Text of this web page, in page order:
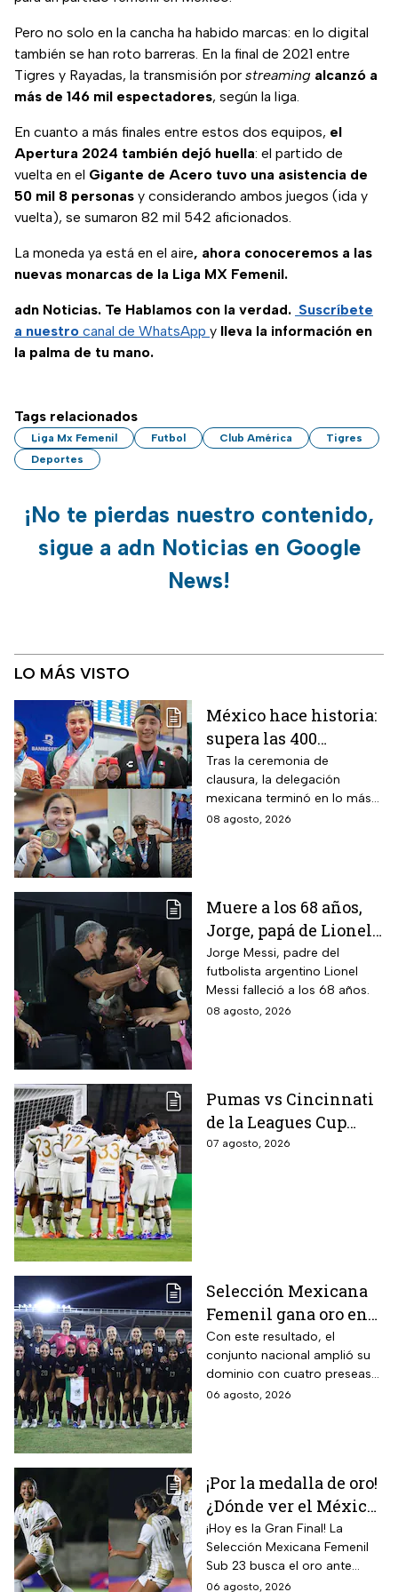
Pero no solo en la cancha ha habido marcas: en lo digital
también se han roto barreras. En la final de 2021 entre
Tigres y Rayadas, la transmisión por streaming alcanzó a
más de 146 mil espectadores, según la liga.
En cuanto a más finales entre estos dos equipos, el
Apertura 2024 también dejó huella: el partido de
vuelta en el Gigante de Acero tuvo una asistencia de
50 mil 8 personas y considerando ambos juegos (ida y
vuelta), se sumaron 82 mil 542 aficionados.
La moneda ya está en el aire, ahora conoceremos a las
nuevas monarcas de la Liga MX Femenil.
adn Noticias. Te Hablamos con la verdad. Suscríbete
a nuestro canal de WhatsApp y lleva la información en
la palma de tu mano.
Tags relacionados
Liga Mx Femenil Futbol Club América
Tigres
Deportes
¡No te pierdas nuestro contenido,
sigue a adn Noticias en Google
News!
LO MÁS VISTO
México hace historia:
supera las 400
medallas en los
Juegos
Centroamericanos
2026 e impone récords
Tras la ceremonia de
clausura, la delegación
mexicana terminó en lo más
alto del medallero
08 agosto, 2026
Muere a los 68 años,
Jorge, papá de Lionel
Messi
Jorge Messi, padre del
futbolista argentino Lionel
Messi falleció a los 68 años.
08 agosto, 2026
Pumas vs Cincinnati
de la Leagues Cup
2026 es pospuesto
07 agosto, 2026
Selección Mexicana
Femenil gana oro en
Juegos
Centroamericanos; el
camino de México a la
gloria
Con este resultado, el
conjunto nacional amplió su
dominio con cuatro preseas
doradas de forma
06 agosto, 2026
¡Por la medalla de oro!
¿Dónde ver el México
vs Colombia Femenil?
Así puedes seguir la
Gran Final EN VIVO
¡Hoy es la Gran Final! La
Selección Mexicana Femenil
Sub 23 busca el oro ante
Colombia en los Juegos
06 agosto, 2026